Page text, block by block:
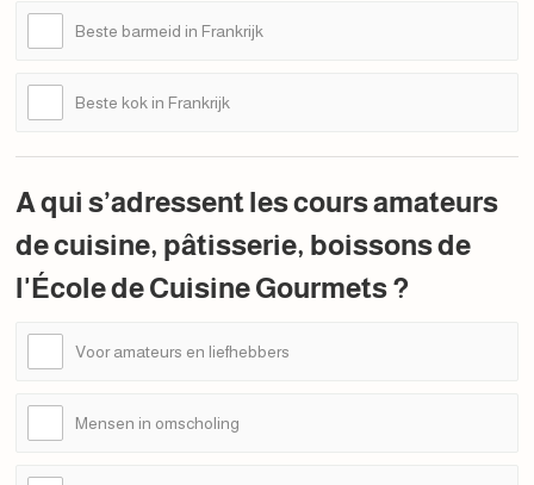
Beste barmeid in Frankrijk
Beste kok in Frankrijk
A qui s’adressent les cours amateurs
de cuisine, pâtisserie, boissons de
l'École de Cuisine Gourmets ?
Voor amateurs en liefhebbers
Mensen in omscholing